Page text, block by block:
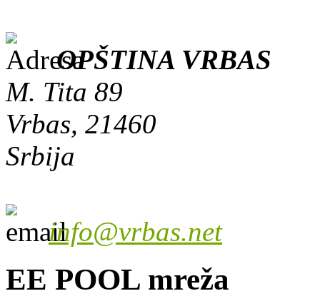
OPŠTINA VRBAS
M. Tita 89
Vrbas, 21460
Srbija
info@vrbas.net
EE POOL mreža